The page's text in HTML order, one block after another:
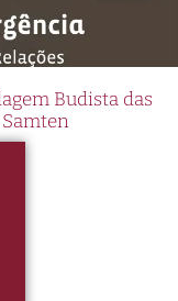
Budista das